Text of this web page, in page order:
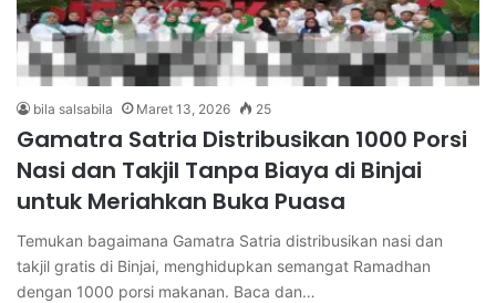
bila salsabila Maret 13, 2026 25
Gamatra Satria Distribusikan 1000 Porsi
Nasi dan Takjil Tanpa Biaya di Binjai
untuk Meriahkan Buka Puasa
Temukan bagaimana Gamatra Satria distribusikan nasi dan
takjil gratis di Binjai, menghidupkan semangat Ramadhan
dengan 1000 porsi makanan. Baca dan…